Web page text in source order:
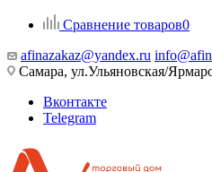
Сравнение товаров0
afinazakaz@yandex.ru
Самара, ул.Ульяновская/
Вконтакте
Telegram